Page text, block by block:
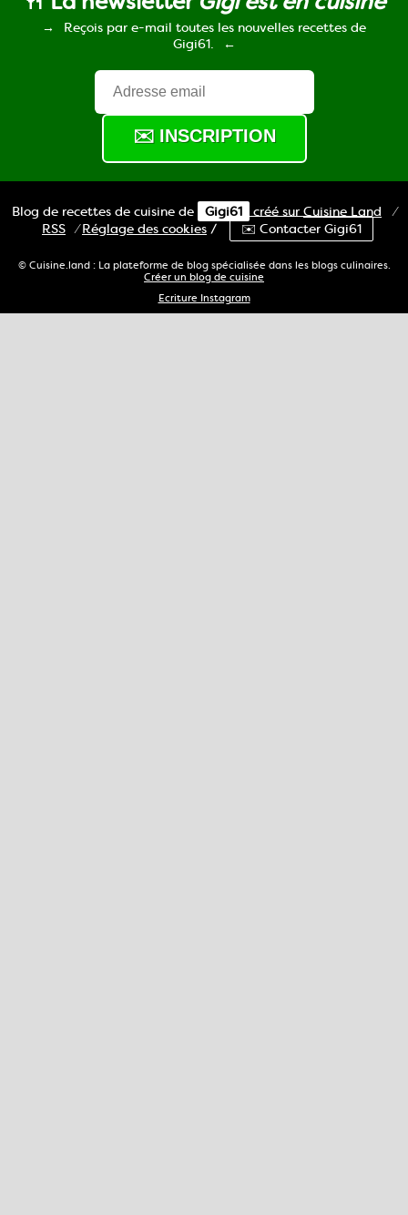
Reçois par e-mail toutes les nouvelles recettes de
Gigi61.
Blog de recettes de cuisine de Gigi61 créé sur Cuisine Land
⁄
RSS ⁄Réglage des cookies / ✉️ Contacter Gigi61
© Cuisine.land : La plateforme de blog spécialisée dans les blogs culinaires.
Créer un blog de cuisine
Ecriture Instagram